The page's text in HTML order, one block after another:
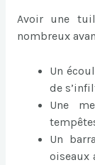
Avoir une
nombreux
Un
de
Une
Un
oiseaux